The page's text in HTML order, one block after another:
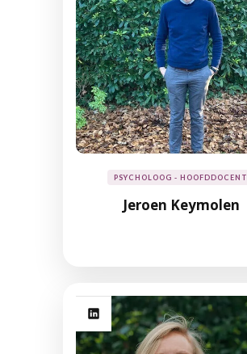
PSYCHOLOOG - HOOFDDOCENT
Jeroen Keymolen